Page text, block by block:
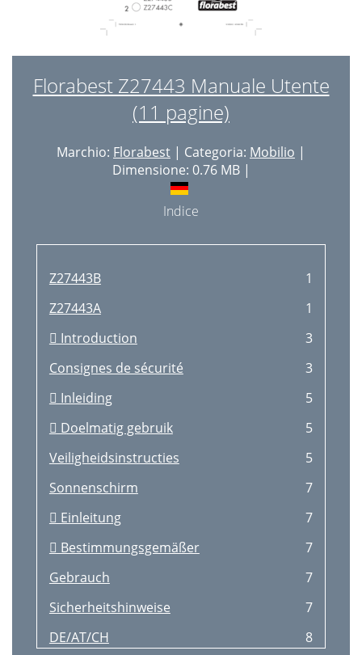
Florabest Z27443 Manuale Utente
(11 pagine)
Marchio: Florabest | Categoria: Mobilio |
Dimensione: 0.76 MB |
Indice
Z27443B
1
Z27443A
1
 Introduction
3
Consignes de sécurité
3
 Inleiding
5
 Doelmatig gebruik
5
Veiligheidsinstructies
5
Sonnenschirm
7
 Einleitung
7
 Bestimmungsgemäßer
7
Gebrauch
7
Sicherheitshinweise
7
DE/AT/CH
8